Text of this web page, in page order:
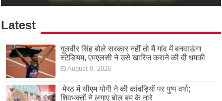
Latest
गुलवीर सिंह बोले सरकार नहीं तो मैं गांव में बनवाऊंगा
स्टेडियम, एमएलसी ने उसे खारिज कराने की दी धमकी
August 8, 2026
मेरठ में सीएम योगी ने की कांवड़ियों पर पुष्प वर्षा;
शिवभक्तों ने लगाए बोल बम के नारे